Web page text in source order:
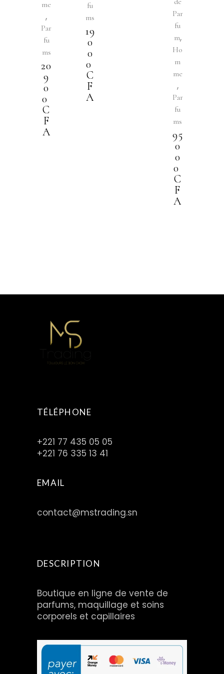
me
,
Par
fu
ms
20
9
0
0
C
F
A
fu
ms
19
0
0
0
C
F
A
Par
fu
m,
Ho
m
me
,
Par
fu
ms
95
0
0
0
C
F
A
TÉLÉPHONE
+221 77 435 05 05
+221 76 335 13 41
EMAIL
contact@mstrading.sn
DESCRIPTION
Boutique en ligne de vente de
parfums, maquillage et soins
corporels et capillaires